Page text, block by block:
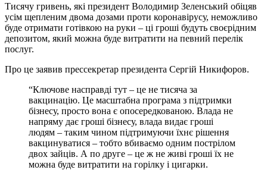
Тисячу гривень, які президент Володимир Зеленський обіцяв
усім щепленим двома дозами проти коронавірусу, неможливо
буде отримати готівкою на руки – ці гроші будуть своєрідним
депозитом, який можна буде витратити на певний перелік
послуг.
Про це заявив прессекретар президента Сергій Никифоров.
“Ключове насправді тут – це не тисяча за
вакцинацію. Це масштабна програма з підтримки
бізнесу, просто вона є опосередкованою. Влада не
напряму дає гроші бізнесу, влада видає гроші
людям – таким чином підтримуючи їхнє рішення
вакцинуватися – тобто вбиваємо одним пострілом
двох зайців. А по друге – це ж не живі гроші їх не
можна буде витратити на горілку і цигарки.